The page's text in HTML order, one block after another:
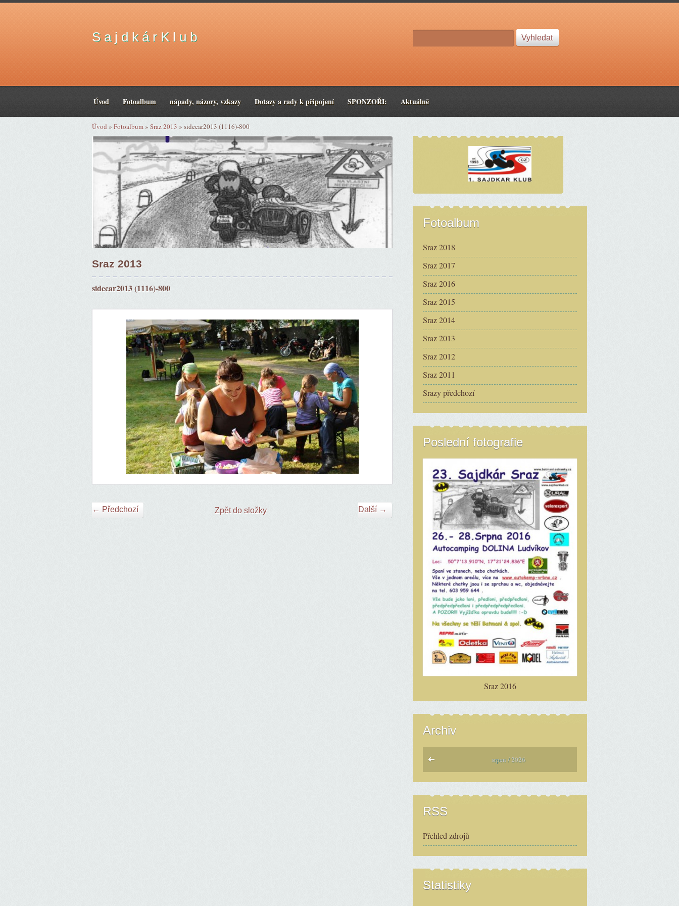
S a j d k á r K l u b
Úvod Fotoalbum nápady, názory, vzkazy Dotazy a rady k připojení SPONZOŘI: Aktuálně
Úvod » Fotoalbum» Sraz 2013 » sidecar2013 (1116)-800
Sraz 2013
sidecar2013 (1116)-800
← Předchozí Další →
Zpět do složky
Fotoalbum
Sraz 2018
Sraz 2017
Sraz 2016
Sraz 2015
Sraz 2014
Sraz 2013
Sraz 2012
Sraz 2011
Srazy předchozí
Poslední fotografie
Sraz 2016
Archiv
srpen / 2026
RSS
Přehled zdrojů
Statistiky